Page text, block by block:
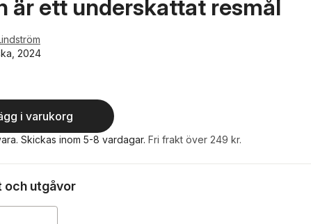
är ett underskattat resmål
2024
i varukorg
Skickas inom 5-8 vardagar. Fri frakt över 249 kr.
och utgåvor